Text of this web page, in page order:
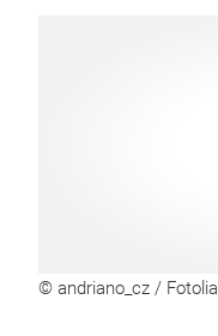
© andriano_cz / Fotolia